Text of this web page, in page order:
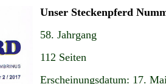
Unser Steckenpferd
58. Jahrgang
112 Seiten
Erscheinungsdatum: 17.